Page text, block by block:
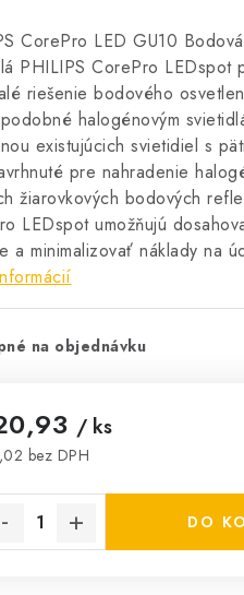
CorePro LED GU10
PHILIPS CorePro LEDspot
riešenie bodového
halogénovým
existujúcich svietidiel s
pre nahradenie
žiarovkových bodových
LEDspot umožňujú
a minimalizovať náklady na
na objednávku
/ ks
bez DPH
DO